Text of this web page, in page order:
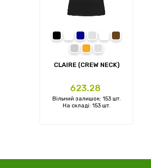
CLAIRE (CREW NECK)
Ціна
623.28
Вільний залишок: 153 шт.
На складі: 153 шт.